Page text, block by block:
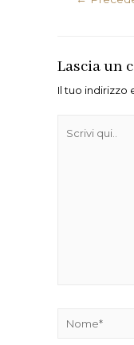
Lascia un
Il tuo indirizzo
Nome*